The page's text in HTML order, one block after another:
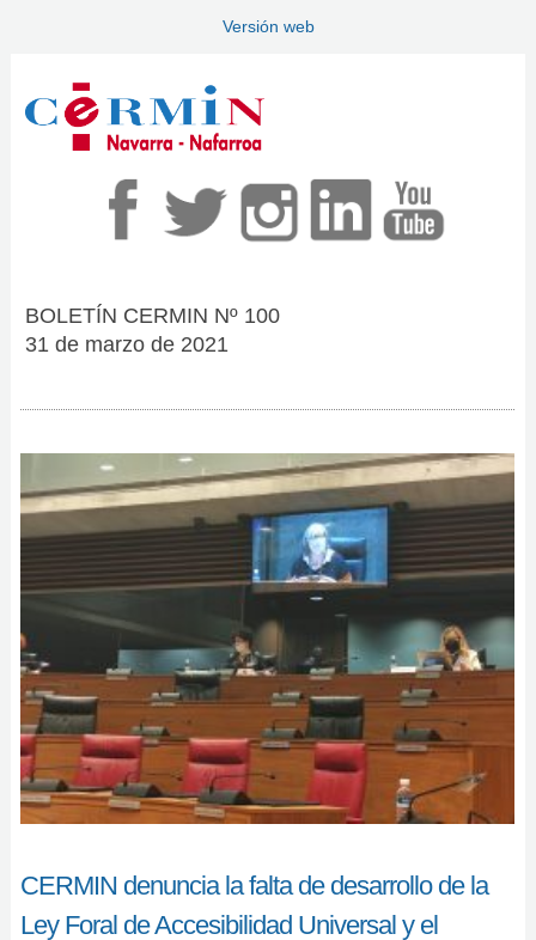
Versión web
BOLETÍN CERMIN Nº 100
31 de marzo de 2021
CERMIN denuncia la falta de desarrollo de la
Ley Foral de Accesibilidad Universal y el